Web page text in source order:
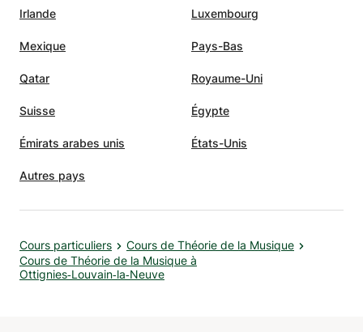
Irlande Luxembourg
Mexique Pays-Bas
Qatar Royaume-Uni
Suisse Égypte
Émirats arabes unis États-Unis
Autres pays
Cours particuliers
Cours de Théorie de la Musique
Cours de Théorie de la Musique à
Ottignies‑Louvain‑la‑Neuve